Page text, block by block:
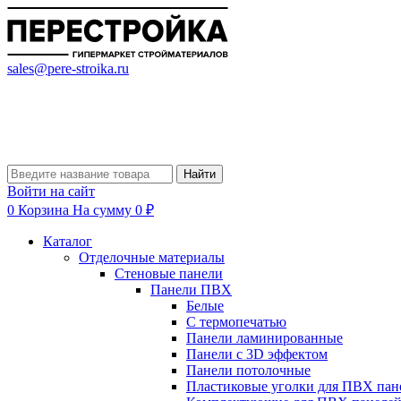
sales@pere-stroika.ru
Найти
Войти на сайт
0 Корзина На сумму 0 ₽
Каталог
Отделочные материалы
Стеновые панели
Панели ПВХ
Белые
С термопечатью
Панели ламинированные
Панели с 3D эффектом
Панели потолочные
Пластиковые уголки для ПВХ